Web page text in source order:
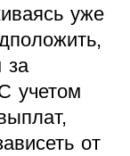
уже
за
учетом
от